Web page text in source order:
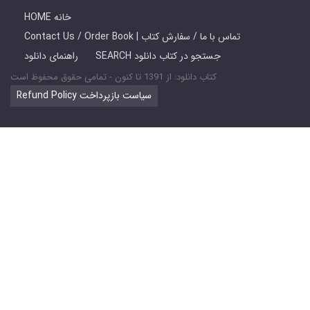
HOME خانه
Contact Us / Order Book | تماس با ما / سفارش کتاب
راهنمای دانلود
SEARCH جستجو در کتاب دانلود
کتاب دانلود: از 1391 تا کنون - تمامی حقوق محفوظ است
Refund Policy سیاست بازپرداخت